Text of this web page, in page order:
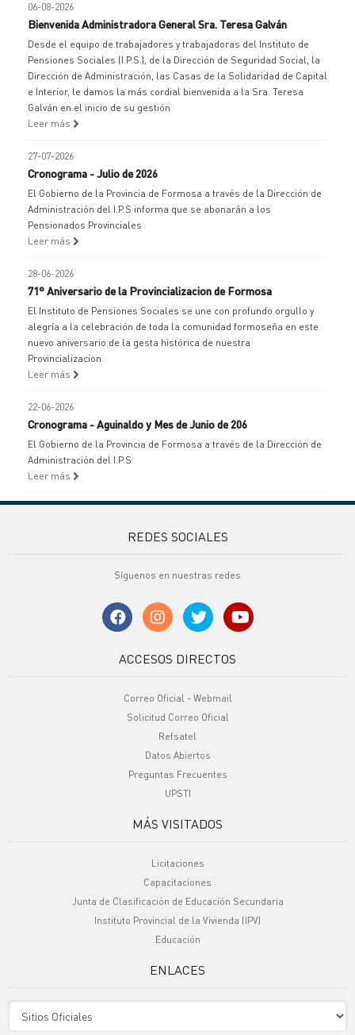
06-08-2026
Bienvenida Administradora General Sra. Teresa Galván
Desde el equipo de trabajadores y trabajadoras del Instituto de
Pensiones Sociales (I.P.S.), de la Dirección de Seguridad Social, la
Dirección de Administración, las Casas de la Solidaridad de Capital
e Interior, le damos la más cordial bienvenida a la Sra. Teresa
Galván en el inicio de su gestión
Leer más
27-07-2026
Cronograma - Julio de 2026
El Gobierno de la Provincia de Formosa a través de la Dirección de
Administración del I.P.S informa que se abonarán a los
Pensionados Provinciales
Leer más
28-06-2026
71° Aniversario de la Provincializacion de Formosa
El Instituto de Pensiones Sociales se une con profundo orgullo y
alegría a la celebración de toda la comunidad formoseña en este
nuevo aniversario de la gesta histórica de nuestra
Provincializacion.
Leer más
22-06-2026
Cronograma - Aguinaldo y Mes de Junio de 206
El Gobierno de la Provincia de Formosa a través de la Dirección de
Administración del I.P.S
Leer más
REDES SOCIALES
Síguenos en nuestras redes
ACCESOS DIRECTOS
Correo Oficial - Webmail
Solicitud Correo Oficial
Refsatel
Datos Abiertos
Preguntas Frecuentes
UPSTI
MÁS VISITADOS
Licitaciones
Capacitaciones
Junta de Clasificación de Educación Secundaria
Instituto Provincial de la Vivienda (IPV)
Educación
ENLACES